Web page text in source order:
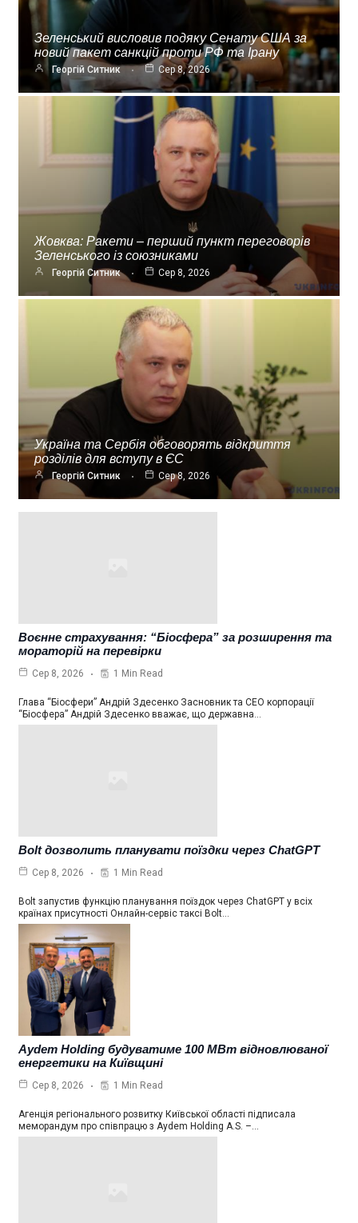
Зеленський висловив подяку Сенату США за
новий пакет санкцій проти РФ та Ірану
Георгій Ситник Сер 8, 2026
Жовква: Ракети – перший пункт переговорів
Зеленського із союзниками
Георгій Ситник Сер 8, 2026
Україна та Сербія обговорять відкриття
розділів для вступу в ЄС
Георгій Ситник Сер 8, 2026
Воєнне страхування: “Біосфера” за розширення та
мораторій на перевірки
Сер 8, 2026 1 Min Read
Глава “Біосфери” Андрій Здесенко Засновник та СЕО корпорації
“Біосфера” Андрій Здесенко вважає, що державна…
Bolt дозволить планувати поїздки через ChatGPT
Сер 8, 2026 1 Min Read
Bolt запустив функцію планування поїздок через ChatGPT у всіх
країнах присутності Онлайн-сервіс таксі Bolt…
Aydem Holding будуватиме 100 МВт відновлюваної
енергетики на Київщині
Сер 8, 2026 1 Min Read
Агенція регіонального розвитку Київської області підписала
меморандум про співпрацю з Aydem Holding A.S. –…